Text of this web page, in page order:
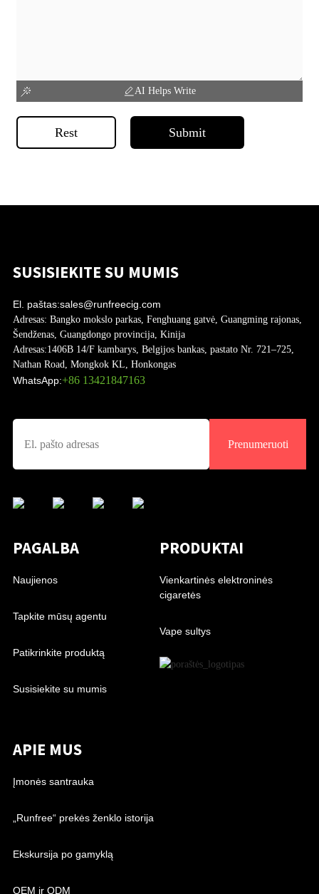
AI Helps Write
Rest Submit
SUSISIEKITE SU MUMIS
El. paštas:sales@runfreecig.com
Adresas: Bangko mokslo parkas, Fenghuang gatvė, Guangming rajonas,
Šendženas, Guangdongo provincija, Kinija
Adresas:1406B 14/F kambarys, Belgijos bankas, pastato Nr. 721–725,
Nathan Road, Mongkok KL, Honkongas
WhatsApp:+86 13421847163
Prenumeruoti
PAGALBA
Naujienos
Tapkite mūsų agentu
Patikrinkite produktą
Susisiekite su mumis
PRODUKTAI
Vienkartinės elektroninės
cigaretės
Vape sultys
APIE MUS
Įmonės santrauka
„Runfree“ prekės ženklo istorija
Ekskursija po gamyklą
OEM ir ODM